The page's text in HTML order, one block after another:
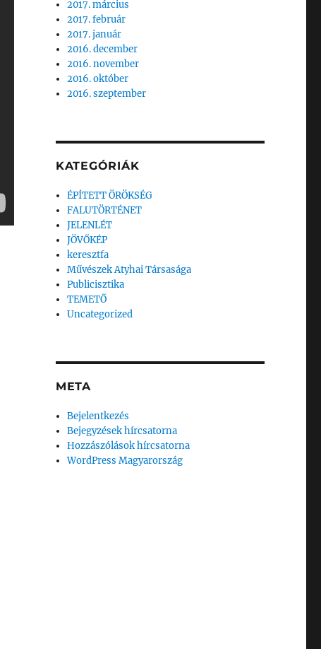
2017. március
2017. február
2017. január
2016. december
2016. november
2016. október
2016. szeptember
KATEGÓRIÁK
ÉPÍTETT ÖRÖKSÉG
FALUTÖRTÉNET
JELENLÉT
JÖVŐKÉP
keresztfa
Művészek Atyhai Társasága
Publicisztika
TEMETŐ
Uncategorized
META
Bejelentkezés
Bejegyzések hírcsatorna
Hozzászólások hírcsatorna
WordPress Magyarország